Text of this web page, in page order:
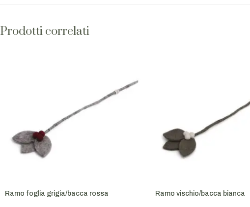
Prodotti correlati
Ramo foglia grigia/bacca rossa Ramo vischio/bacca bianca